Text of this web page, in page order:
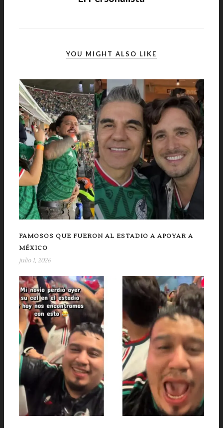
YOU MIGHT ALSO LIKE
FAMOSOS QUE FUERON AL ESTADIO A APOYAR A
MÉXICO
julio 1, 2026